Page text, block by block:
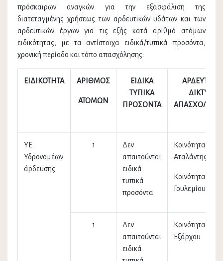
πρόσκαιρων αναγκών για την εξασφάλιση της
διατεταγμένης χρήσεως των αρδευτικών υδάτων και των
αρδευτικών έργων για τις εξής κατά αριθμό ατόμων
ειδικότητας, με τα αντίστοιχα ειδικά/τυπικά προσόντα,
χρονική περίοδο και τόπο απασχόλησης:
ΕΙΔΙΚΟΤΗΤΑ ΑΡΙΘΜΟΣ
ΑΤΟΜΩΝ
ΕΙΔΙΚΑ
ΤΥΠΙΚΑ
ΠΡΟΣΟΝΤΑ
ΑΡΔΕΥΤΙΚΟ
ΔΙΚΤΥΟ
ΥΕ
Υδρονομέων
άρδευσης
1
Δεν
απαιτούνται
ειδικά
τυπικά
προσόντα
Κοινότητα
Αταλάντης
Κοινότητα
Γουλεμίου
1
Δεν
απαιτούνται
ειδικά
Κοινότητα
Εξάρχου